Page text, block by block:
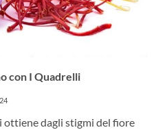
con I Quadrelli
ottiene dagli stigmi del fiore